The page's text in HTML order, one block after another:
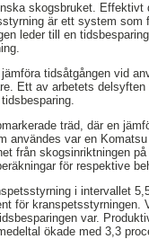
skogsbruket.
är ett system
leder till en
tidsåtgången vid
Ett av arbetets
träd, där en
användes var en
från skogsinriktningen
för respektive
i intervallet
för
var.
ökade med 3,3